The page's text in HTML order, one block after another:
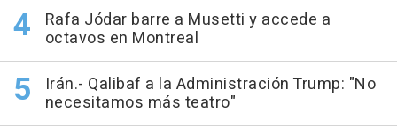
Rafa Jódar barre a Musetti y accede a
octavos en Montreal
Irán.- Qalibaf a la Administración Trump: "No
necesitamos más teatro"